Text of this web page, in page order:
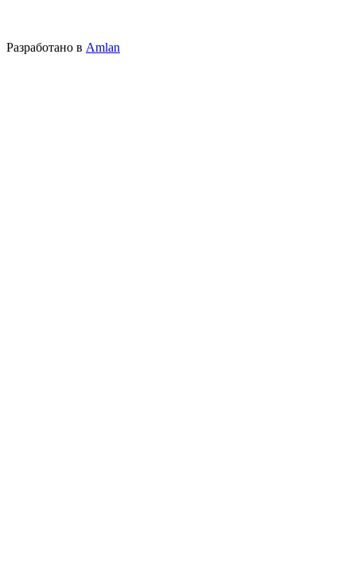
Разработано в Amlan